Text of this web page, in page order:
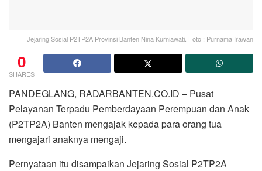
Jejaring Sosial P2TP2A Provinsi Banten Nina Kurniawati. Foto : Purnama Irawan
0
SHARES
PANDEGLANG, RADARBANTEN.CO.ID – Pusat
Pelayanan Terpadu Pemberdayaan Perempuan dan Anak
(P2TP2A) Banten mengajak kepada para orang tua
mengajari anaknya mengaji.
Pernyataan itu disampaikan Jejaring Sosial P2TP2A